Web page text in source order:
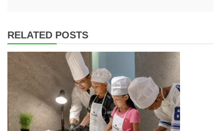
RELATED POSTS